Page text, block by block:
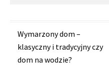
Zobacz
wpisy
Wymarzony dom –
klasyczny i tradycyjny czy
dom na wodzie?